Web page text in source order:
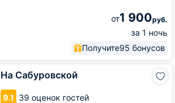
от1 900руб.
за 1 ночь
Получите95 бонусов
На Сабуровской
9.1 39 оценок гостей